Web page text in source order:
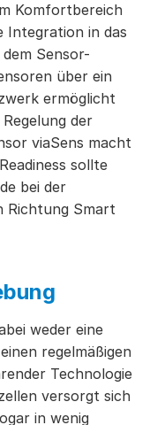
Komfortbereich
Integration in das
Sensor-
über ein
ermöglicht
der
viaSens macht
sollte
bei der
Richtung Smart
weder eine
regelmäßigen
Technologie
versorgt sich
in wenig